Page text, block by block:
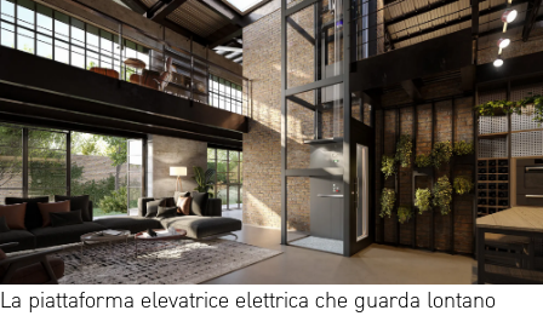
La piattaforma elevatrice elettrica che guarda lontano